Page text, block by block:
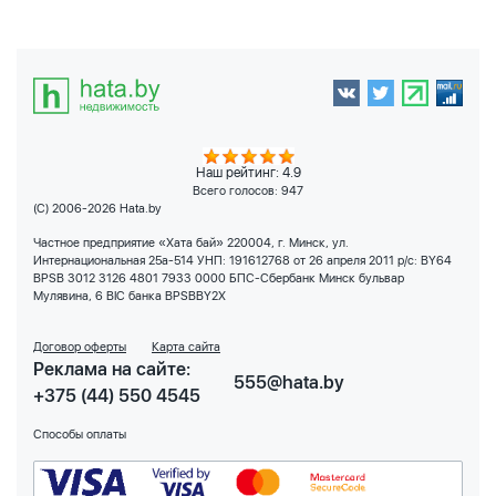
Наш рейтинг: 4.9
Всего голосов: 947
(C) 2006-2026 Hata.by
Частное предприятие «Хата бай» 220004, г. Минск, ул.
Интернациональная 25а-514 УНП: 191612768 от 26 апреля 2011 р/с: BY64
BPSB 3012 3126 4801 7933 0000 БПС-Сбербанк Минск бульвар
Мулявина, 6 BIC банка BPSBBY2X
Договор оферты Карта сайта
Реклама на сайте:
+375 (44) 550 4545
555@hata.by
Способы оплаты